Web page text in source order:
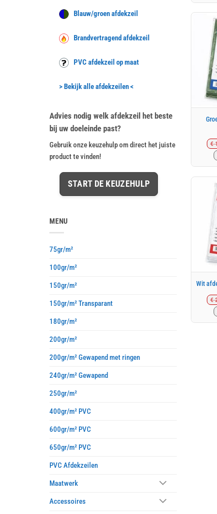
Blauw/groen afdekzeil
Brandvertragend afdekzeil
PVC afdekzeil op maat
> Bekijk alle afdekzeilen <
Advies nodig welk afdekzeil het beste
bij uw doeleinde past?
Gebruik onze keuzehulp om direct het juiste
product te vinden!
START DE KEUZEHULP
MENU
75gr/m²
100gr/m²
150gr/m²
150gr/m² Transparant
180gr/m²
200gr/m²
200gr/m² Gewapend met ringen
240gr/m² Gewapend
250gr/m²
400gr/m² PVC
600gr/m² PVC
650gr/m² PVC
PVC Afdekzeilen
Maatwerk
Accessoires
€
Wit
€